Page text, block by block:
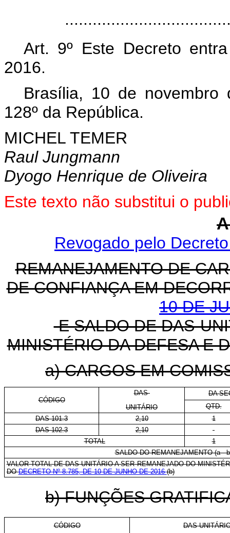
Art. 9º Este Decreto
2016.
Brasília, 10 de novembro
128º da República.
MICHEL TEMER
Raul Jungmann
Dyogo Henrique de Oliveira
Este texto não substitui o
Revogado pelo
REMANEJAMENTO DE
DE CONFIANÇA EM
10 DE
E SALDO DE DAS-
MINISTÉRIO DA DEFESA E
a) CARGOS EM
CÓDIGO
DAS-
UNITÁRIO
DA
QTD.
DAS 101.3
2,10
1
DAS 102.3
2,10
-
TOTAL
1
SALDO DO REMANEJAMENTO (a -
VALOR TOTAL DE DAS-UNITÁRIO A SER REMANEJADO DO
DODECRETO Nº 8.785, DE 10 DE JUNHO DE 2016(b)
b) FUNÇÕES
CÓDIGO
DAS-